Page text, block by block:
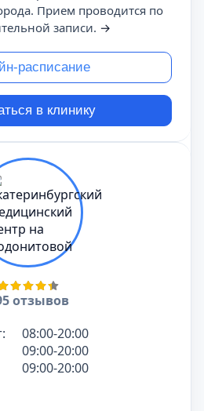
Прием проводится по
записи. →
расписание
в клинику
отзывов
08:00-20:00
09:00-20:00
09:00-20:00